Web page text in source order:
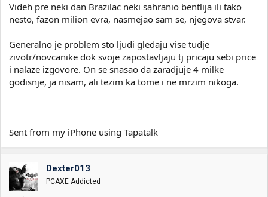
Videh pre neki dan Brazilac neki sahranio bentlija ili tako
nesto, fazon milion evra, nasmejao sam se, njegova stvar.
Generalno je problem sto ljudi gledaju vise tudje
zivotr/novcanike dok svoje zapostavljaju tj pricaju sebi price
i nalaze izgovore. On se snasao da zaradjuje 4 milke
godisnje, ja nisam, ali tezim ka tome i ne mrzim nikoga.
Sent from my iPhone using Tapatalk
Dexter013
PCAXE Addicted